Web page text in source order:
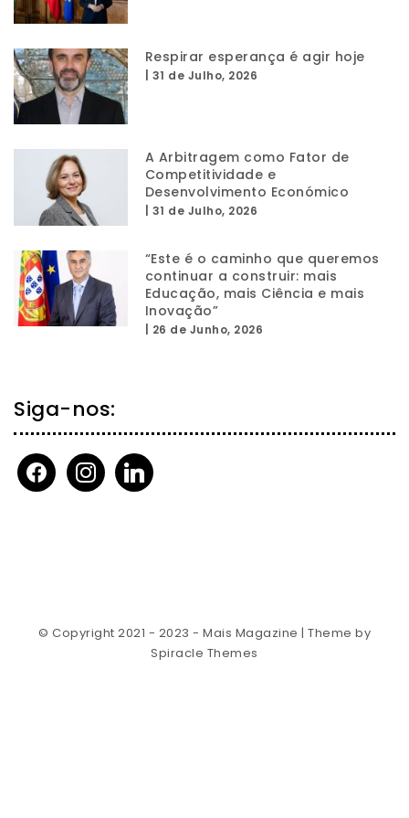
Respirar esperança é agir hoje
31 de Julho, 2026
A Arbitragem como Fator de
Competitividade e
Desenvolvimento Económico
31 de Julho, 2026
“Este é o caminho que queremos
continuar a construir: mais
Educação, mais Ciência e mais
Inovação”
26 de Junho, 2026
Siga-nos:
facebookinstagramlinkedin
© Copyright 2021 - 2023 - Mais Magazine | Theme by
Spiracle Themes